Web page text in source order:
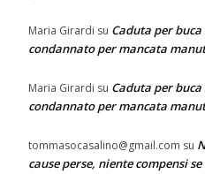
Maria Girardi su Caduta per
condannato per mancata
Maria Girardi su Caduta per
condannato per mancata
tommasocasalino@gmail.com su
cause perse, niente compensi